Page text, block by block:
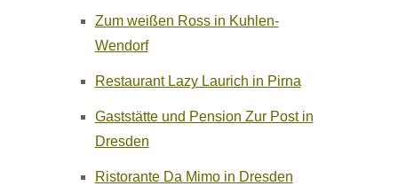
Zum weißen Ross in Kuhlen-
Wendorf
Restaurant Lazy Laurich in Pirna
Gaststätte und Pension Zur Post in
Dresden
Ristorante Da Mimo in Dresden